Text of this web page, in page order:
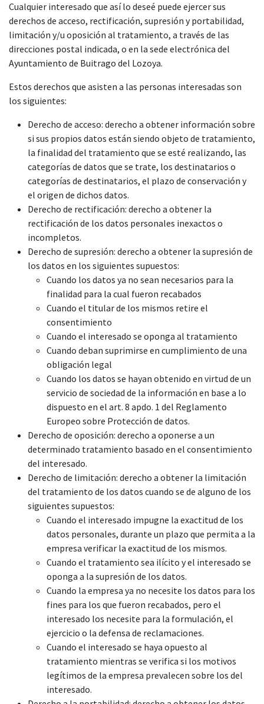
Cualquier interesado que así lo deseé puede ejercer sus
derechos de acceso, rectificación, supresión y portabilidad,
limitación y/u oposición al tratamiento, a través de las
direcciones postal indicada, o en la sede electrónica del
Ayuntamiento de Buitrago del Lozoya.
Estos derechos que asisten a las personas interesadas son
los siguientes:
Derecho de acceso: derecho a obtener información sobre
si sus propios datos están siendo objeto de tratamiento,
la finalidad del tratamiento que se esté realizando, las
categorías de datos que se trate, los destinatarios o
categorías de destinatarios, el plazo de conservación y
el origen de dichos datos.
Derecho de rectificación: derecho a obtener la
rectificación de los datos personales inexactos o
incompletos.
Derecho de supresión: derecho a obtener la supresión de
los datos en los siguientes supuestos:
Cuando los datos ya no sean necesarios para la
finalidad para la cual fueron recabados
Cuando el titular de los mismos retire el
consentimiento
Cuando el interesado se oponga al tratamiento
Cuando deban suprimirse en cumplimiento de una
obligación legal
Cuando los datos se hayan obtenido en virtud de un
servicio de sociedad de la información en base a lo
dispuesto en el art. 8 apdo. 1 del Reglamento
Europeo sobre Protección de datos.
Derecho de oposición: derecho a oponerse a un
determinado tratamiento basado en el consentimiento
del interesado.
Derecho de limitación: derecho a obtener la limitación
del tratamiento de los datos cuando se de alguno de los
siguientes supuestos:
Cuando el interesado impugne la exactitud de los
datos personales, durante un plazo que permita a la
empresa verificar la exactitud de los mismos.
Cuando el tratamiento sea ilícito y el interesado se
oponga a la supresión de los datos.
Cuando la empresa ya no necesite los datos para los
fines para los que fueron recabados, pero el
interesado los necesite para la formulación, el
ejercicio o la defensa de reclamaciones.
Cuando el interesado se haya opuesto al
tratamiento mientras se verifica si los motivos
legítimos de la empresa prevalecen sobre los del
interesado.